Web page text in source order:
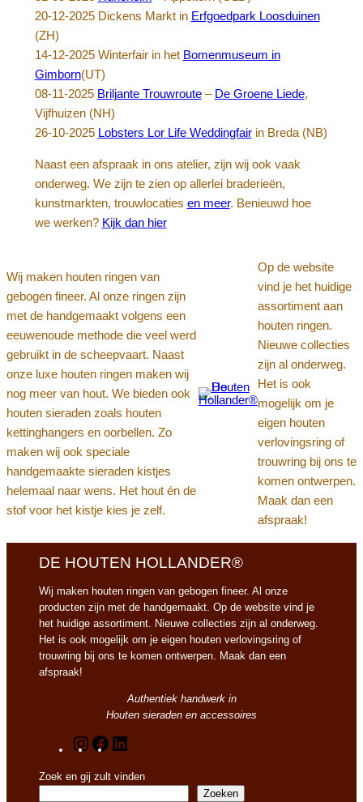
20-12-2025 Dickens Markt in Erfgoedpark Loosduinen
(ZH)
14-12-2025 Winterfair in het Bomenmuseum in
Gimborn(UT)
08-11-2025 Briljante Trouwroute– De Groene Liede,
Vijfhuizen (NH)
26-10-2025 Lobsters Lor Life Weddingfairin Breda (NB)
Naast een afspraak in ons atelier, zijn wij ook vaak
onderweg. We zijn te zien op allerlei braderieën,
kunstmarkten, trouwlocaties en meer. Benieuwd hoe
we werken? Kijk dan hier
Wij maken houten ringen van
gebogen fineer. Al onze ringen zijn
met de handgemaakt volgens een
eeuwenoude methode die veel werd
gebruikt in de scheepvaart. Naast
onze luxe houten ringen maken wij
nog meer van hout. We bieden ook
houten sieraden zoals houten
kettinghangers en oorbellen. Zo
maken wij ook speciale
handgemaakte sieraden kistjes
helemaal naar wens. Het hout én de
stof voor het kistje kies je zelf.
Op de website
vind je het huidige
assortiment aan
houten ringen.
Nieuwe collecties
zijn al onderweg.
Het is ook
mogelijk om je
eigen houten
verlovingsring of
trouwring bij ons te
komen ontwerpen.
Maak dan een
afspraak!
DE HOUTEN HOLLANDER®
Wij maken houten ringen van gebogen fineer. Al onze
producten zijn met de handgemaakt. Op de website vind je
het huidige assortiment. Nieuwe collecties zijn al onderweg.
Het is ook mogelijk om je eigen houten verlovingsring of
trouwring bij ons te komen ontwerpen. Maak dan een
afspraak!
Authentiek handwerk in
Houten sieraden en accessoires
I
s
t
F
c
e
n
k
Zoek en gij zult vinden
Zoeken